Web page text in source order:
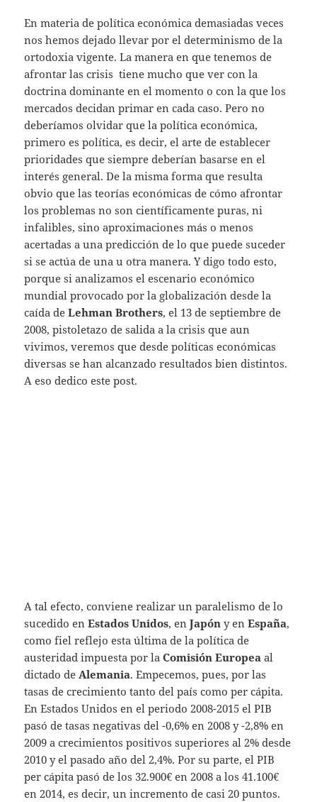
En materia de política económica demasiadas veces
nos hemos dejado llevar por el determinismo de la
ortodoxia vigente. La manera en que tenemos de
afrontar las crisis tiene mucho que ver con la
doctrina dominante en el momento o con la que los
mercados decidan primar en cada caso. Pero no
deberíamos olvidar que la política económica,
primero es política, es decir, el arte de establecer
prioridades que siempre deberían basarse en el
interés general. De la misma forma que resulta
obvio que las teorías económicas de cómo afrontar
los problemas no son científicamente puras, ni
infalibles, sino aproximaciones más o menos
acertadas a una predicción de lo que puede suceder
si se actúa de una u otra manera. Y digo todo esto,
porque si analizamos el escenario económico
mundial provocado por la globalización desde la
caída deLehman Brothers, el 13 de septiembre de
2008, pistoletazo de salida a la crisis que aun
vivimos, veremos que desde políticas económicas
diversas se han alcanzado resultados bien distintos.
A eso dedico este post.
A tal efecto, conviene realizar un paralelismo de lo
sucedido enEstados Unidos, en Japón y enEspaña,
como fiel reflejo esta última de la política de
austeridad impuesta por laComisión Europea al
dictado de Alemania. Empecemos, pues, por las
tasas de crecimiento tanto del país como per cápita.
En Estados Unidos en el periodo 2008-2015 el PIB
pasó de tasas negativas del -0,6% en 2008 y -2,8% en
2009 a crecimientos positivos superiores al 2% desde
2010 y el pasado año del 2,4%. Por su parte, el PIB
per cápita pasó de los 32.900€ en 2008 a los 41.100€
en 2014, es decir, un incremento de casi 20 puntos.